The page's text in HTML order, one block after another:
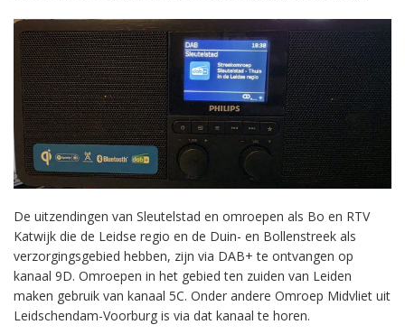
De uitzendingen van Sleutelstad en omroepen als Bo en RTV
Katwijk die de Leidse regio en de Duin- en Bollenstreek als
verzorgingsgebied hebben, zijn via DAB+ te ontvangen op
kanaal 9D. Omroepen in het gebied ten zuiden van Leiden
maken gebruik van kanaal 5C. Onder andere Omroep Midvliet uit
Leidschendam-Voorburg is via dat kanaal te horen.